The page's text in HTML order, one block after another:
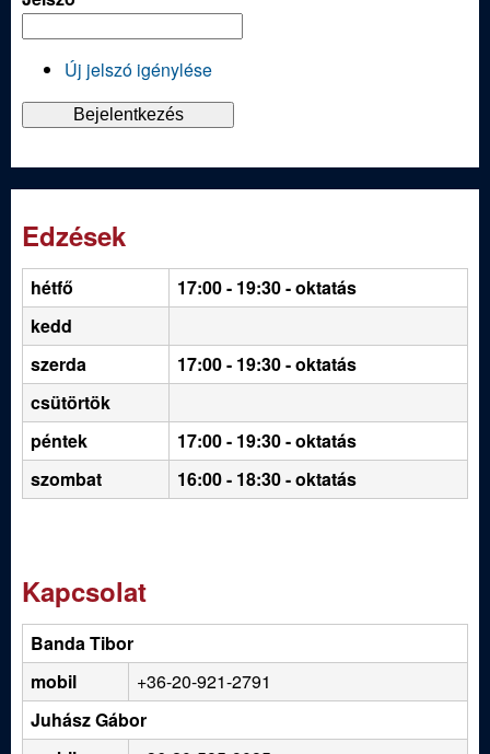
Új jelszó igénylése
Edzések
hétfő 17:00 - 19:30- oktatás
kedd
szerda
17:00 - 19:30 - oktatás
csütörtök
péntek
17:00 - 19:30 - oktatás
szombat
16:00 - 18:30 - oktatás
Kapcsolat
Banda Tibor
mobil
+36-20-921-2791
Juhász Gábor